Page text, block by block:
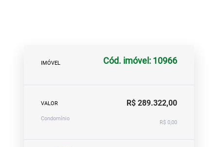
IMÓVEL Cód. imóvel: 10966
VALOR R$ 289.322,00
Condomínio
R$ 0,00